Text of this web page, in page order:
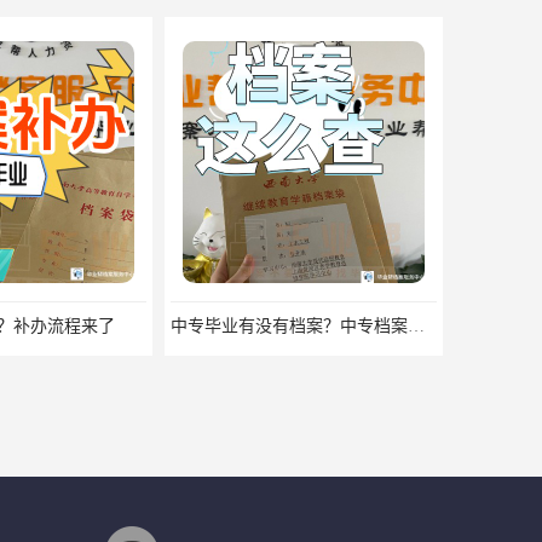
补办流程来了 中专毕业有没有档案？中专档案应该如何管理？